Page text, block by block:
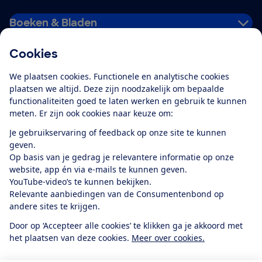
Cookies
We plaatsen cookies. Functionele en analytische cookies
plaatsen we altijd. Deze zijn noodzakelijk om bepaalde
functionaliteiten goed te laten werken en gebruik te kunnen
meten. Er zijn ook cookies naar keuze om:
Je gebruikservaring of feedback op onze site te kunnen
geven.
Op basis van je gedrag je relevantere informatie op onze
website, app én via e-mails te kunnen geven.
YouTube-video’s te kunnen bekijken.
Relevante aanbiedingen van de Consumentenbond op
andere sites te krijgen.
Door op ‘Accepteer alle cookies’ te klikken ga je akkoord met
het plaatsen van deze cookies. Meer over cookies.
Boeken & Bladen
Alles over de
app
Algemene Voorwaarden
Privacyverklaring
Cookiebeleid
Privacyvoorkeuren
Toegankelijkheid
RSS-feed nieuws
FacebookTwitterInstagram
YoutubeLinkedIn
12.901consumentenbeoordelen de Consumentenbondmet gemiddeld